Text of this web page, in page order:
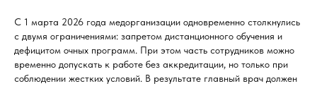
С 1 марта 2026 года медорганизации одновременно столкнулись
с двумя ограничениями: запретом дистанционного обучения и
дефицитом очных программ. При этом часть сотрудников можно
временно допускать к работе без аккредитации, но только при
соблюдении жестких условий. В результате главный врач должен